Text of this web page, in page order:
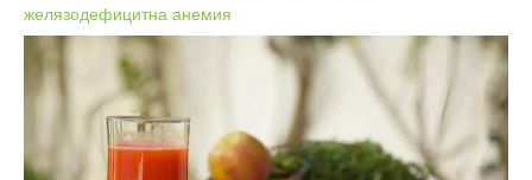
желязодефицитна анемия